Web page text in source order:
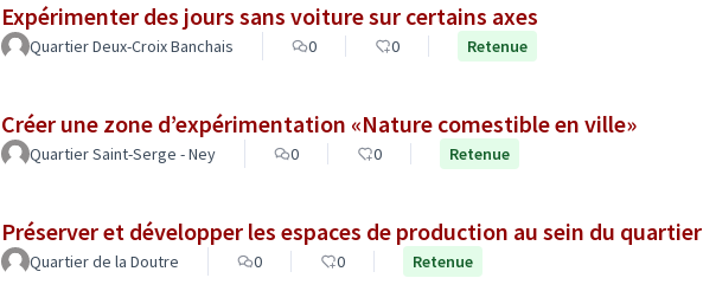
Expérimenter des jours sans voiture sur certains axes
Quartier Deux-Croix Banchais 0 0 Retenue
Créer une zone d’expérimentation «Nature comestible en ville»
Quartier Saint-Serge - Ney 0 0 Retenue
Préserver et développer les espaces de production au sein du quartier
Quartier de la Doutre 0 0 Retenue